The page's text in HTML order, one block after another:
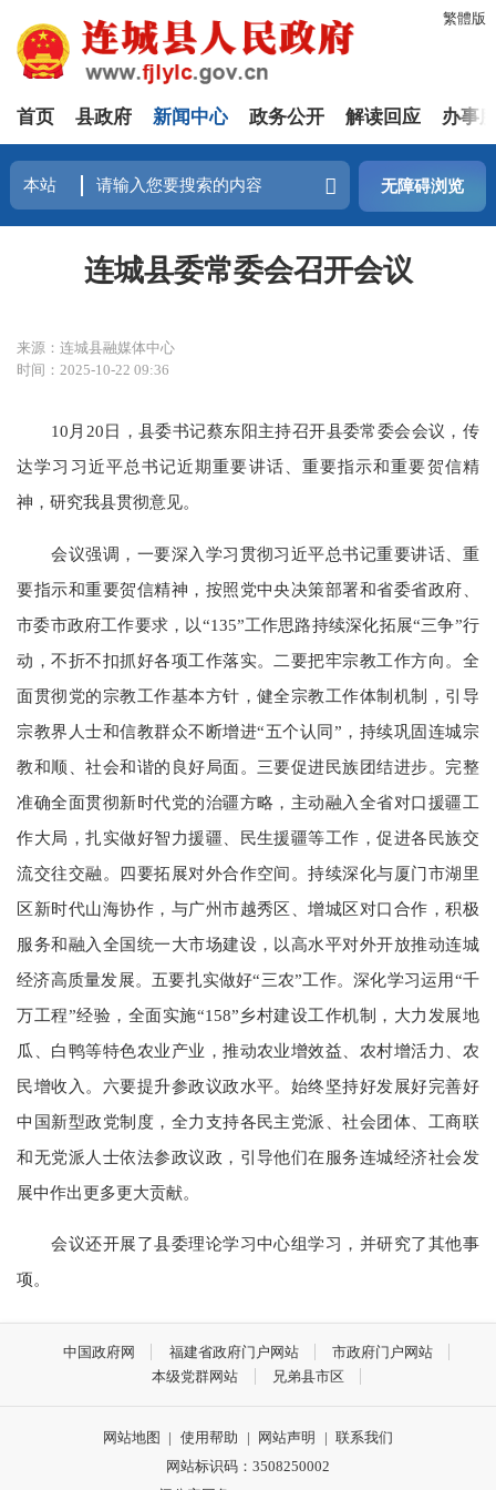
繁體版
首页 县政府 新闻中心 政务公开 解读回应 办事
无障碍浏览
连城县委常委会召开会议
来源：连城县融媒体中心
时间：2025-10-22 09:36
10月20日，县委书记蔡东阳主持召开县委常委会会议，传
达学习习近平总书记近期重要讲话、重要指示和重要贺信精
神，研究我县贯彻意见。
会议强调，一要深入学习贯彻习近平总书记重要讲话、重
要指示和重要贺信精神，按照党中央决策部署和省委省政府、
市委市政府工作要求，以“135”工作思路持续深化拓展“三争”行
动，不折不扣抓好各项工作落实。二要把牢宗教工作方向。全
面贯彻党的宗教工作基本方针，健全宗教工作体制机制，引导
宗教界人士和信教群众不断增进“五个认同”，持续巩固连城宗
教和顺、社会和谐的良好局面。三要促进民族团结进步。完整
准确全面贯彻新时代党的治疆方略，主动融入全省对口援疆工
作大局，扎实做好智力援疆、民生援疆等工作，促进各民族交
流交往交融。四要拓展对外合作空间。持续深化与厦门市湖里
区新时代山海协作，与广州市越秀区、增城区对口合作，积极
服务和融入全国统一大市场建设，以高水平对外开放推动连城
经济高质量发展。五要扎实做好“三农”工作。深化学习运用“千
万工程”经验，全面实施“158”乡村建设工作机制，大力发展地
瓜、白鸭等特色农业产业，推动农业增效益、农村增活力、农
民增收入。六要提升参政议政水平。始终坚持好发展好完善好
中国新型政党制度，全力支持各民主党派、社会团体、工商联
和无党派人士依法参政议政，引导他们在服务连城经济社会发
展中作出更多更大贡献。
会议还开展了县委理论学习中心组学习，并研究了其他事
项。
中国政府网 福建省政府门户网站
市政府门户网站
本级党群网站
兄弟县市区
网站地图 | 使用帮助 | 网站声明 | 联系我们
网站标识码：3508250002